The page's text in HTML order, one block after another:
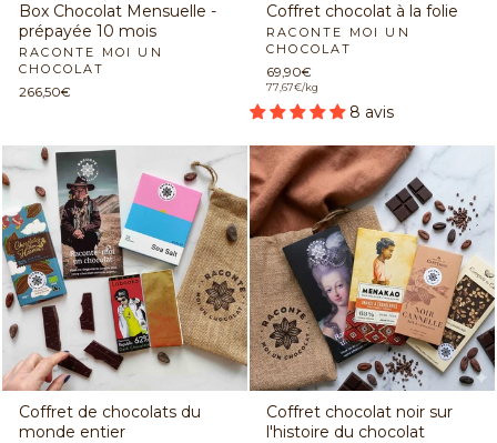
Box Chocolat Mensuelle -
prépayée 10 mois
RACONTE MOI UN
CHOCOLAT
266,50€
Coffret chocolat à la folie
RACONTE MOI UN
CHOCOLAT
69,90€
77,67€/kg
8 avis
Coffret de chocolats du
monde entier
Coffret chocolat noir sur
l'histoire du chocolat